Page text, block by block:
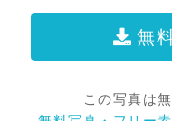
無
この写真は